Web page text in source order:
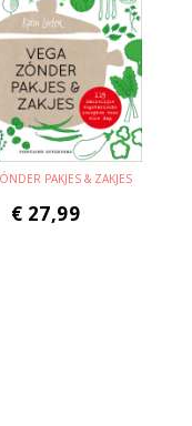
PAKJES & ZAKJES
€ 27,99